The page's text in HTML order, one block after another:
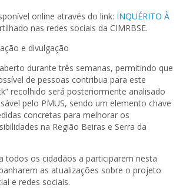
online através do link: INQUÉRITO À
nas redes sociais da CIMRBSE.
e divulgação
durante três semanas, permitindo que
de pessoas contribua para este
recolhido será posteriormente analisado
pelo PMUS, sendo um elemento chave
concretas para melhorar os
na Região Beiras e Serra da
todos os cidadãos a participarem nesta
as atualizações sobre o projeto
e redes sociais.